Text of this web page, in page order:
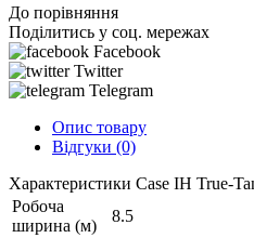
До порівняння
Поділитись у соц. мережах
Facebook
Twitter
Telegram
Опис товару
Відгуки (0)
Характеристики Case IH True-
Робоча
ширина (м)
8.5